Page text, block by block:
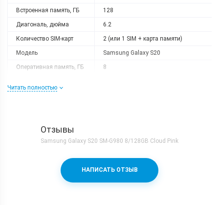
Встроенная память, ГБ 128
Диагональ, дюйма 6.2
Количество SIM-карт 2 (или 1 SIM + карта памяти)
Модель Samsung Galaxy S20
Оперативная память, ГБ 8
Процессор
Количество ядер 8
1x2.84 + 3x2.42 + 4x1.8
Читать полностью
Отзывы
Samsung Galaxy S20 SM-G980 8/128GB Cloud Pink
НАПИСАТЬ ОТЗЫВ